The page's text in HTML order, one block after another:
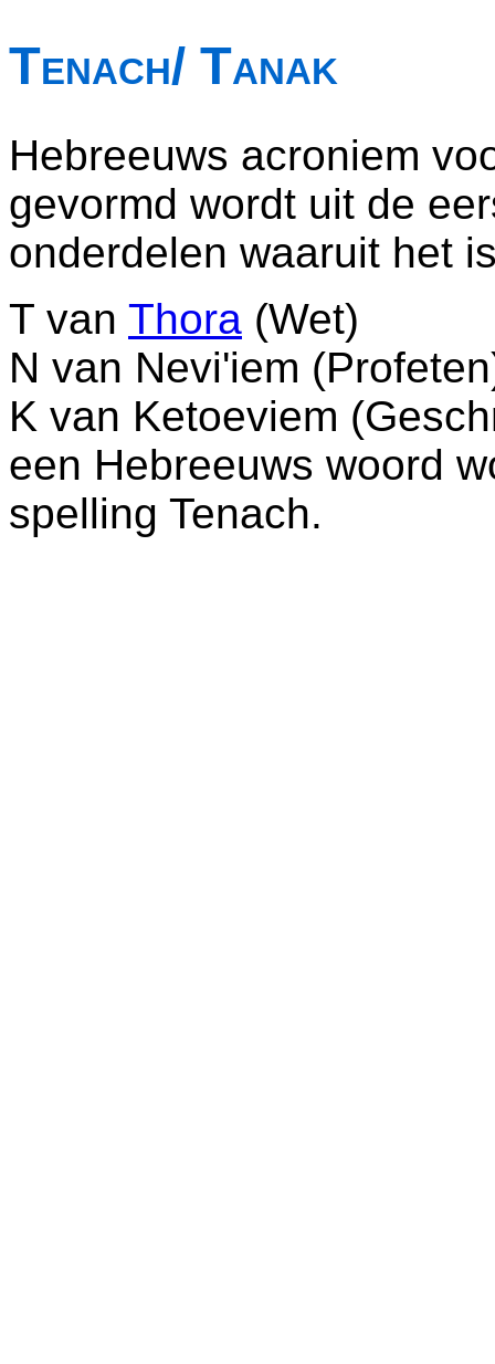
Tenach/ Tanak
Hebreeuws acroniem
gevormd wordt uit de
onderdelen waaruit het
T van Thora (Wet)
N van Nevi'iem
K van Ketoeviem
een Hebreeuws woord
spelling Tenach.